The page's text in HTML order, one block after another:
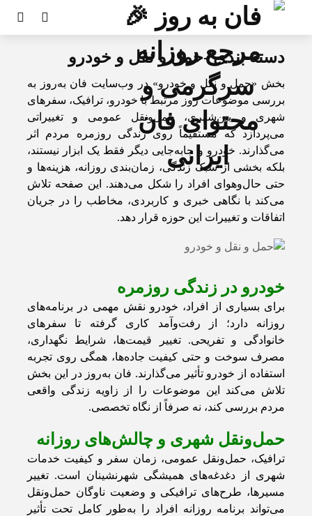
دسته بندی -حمل و نقل و خودرو
بخش «حمل و نقل و خودرو» در وب‌سایت فان به‌روز به
بررسی موضوعات روز مرتبط با خودرو، ترافیک، سفرهای
شهری و بین‌شهری، حمل‌ونقل عمومی و تغییراتی
می‌پردازد که مستقیماً روی زندگی روزمره مردم اثر
می‌گذارند. خودرو و جابه‌جایی دیگر فقط یک ابزار نیستند،
بلکه بخشی از سبک زندگی، زمان‌بندی روزانه، هزینه‌ها و
حتی حال‌وهوای افراد را شکل می‌دهند. این صفحه تلاش
می‌کند با نگاهی خبری و کاربردی، مخاطب را در جریان
اتفاقات و تغییرات این حوزه قرار دهد.
خودرو در زندگی روزمره
برای بسیاری از افراد، خودرو نقش مهمی در برنامه‌های
روزانه دارد؛ از رفت‌وآمد کاری گرفته تا سفرهای
خانوادگی و تفریحی. تغییر قیمت‌ها، شرایط نگهداری،
مصرف سوخت و حتی کیفیت جاده‌ها، همگی روی تجربه
استفاده از خودرو تأثیر می‌گذارند. فان به‌روز در این بخش
تلاش می‌کند این موضوعات را از زاویه زندگی واقعی
مردم بررسی کند، نه صرفاً از نگاه تخصصی.
حمل‌ونقل شهری و چالش‌های روزانه
ترافیک، حمل‌ونقل عمومی، زمان سفر و کیفیت خدمات
شهری از دغدغه‌های همیشگی شهرنشینان است. تغییر
مسیرها، طرح‌های ترافیکی و وضعیت ناوگان حمل‌ونقل
می‌تواند برنامه روزانه افراد را به‌طور کامل تحت تأثیر